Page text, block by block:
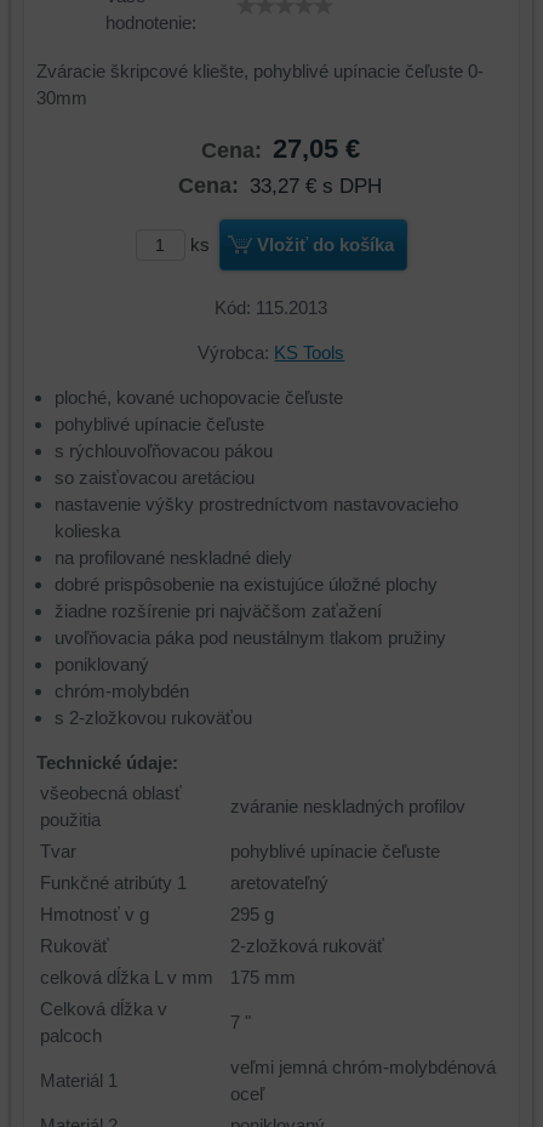
hodnotenie:
Zváracie škripcové kliešte, pohyblivé upínacie čeľuste 0-
30mm
Cena: 27,05 €
Cena: 33,27 € s DPH
ks Vložiť do košíka
Kód: 115.2013
Výrobca: KS Tools
ploché, kované uchopovacie čeľuste
pohyblivé upínacie čeľuste
s rýchlouvoľňovacou pákou
so zaisťovacou aretáciou
nastavenie výšky prostredníctvom nastavovacieho
kolieska
na profilované neskladné diely
dobré prispôsobenie na existujúce úložné plochy
žiadne rozšírenie pri najväčšom zaťažení
uvoľňovacia páka pod neustálnym tlakom pružiny
poniklovaný
chróm-molybdén
s 2-zložkovou rukoväťou
Technické údaje:
všeobecná oblasť
použitia
zváranie neskladných profilov
Tvar
pohyblivé upínacie čeľuste
Funkčné atribúty 1
aretovateľný
Hmotnosť v g
295 g
Rukoväť
2-zložková rukoväť
celková dĺžka L v mm
175 mm
Celková dĺžka v
palcoch
7 "
Materiál 1
veľmi jemná chróm-molybdénová
oceľ